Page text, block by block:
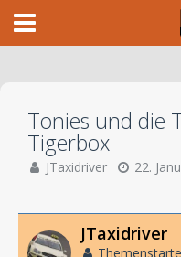
Tonies und die
Tigerbox
JTaxidriver 22.
JTaxidriver